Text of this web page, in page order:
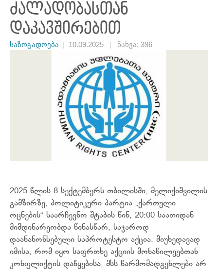
ძალადობასთან
დაკავშირებით
საზოგადოება 10.09.2025 ნახვა: 396
2025 წლის 8 სექტემბერს თბილისში, მელიქიშვილის
გამზირზე, პოლიტიკური პარტია „ქართული
ოცნების“ საარჩევნო შტაბის წინ, 20:00 საათიდან
მიმდინარეობდა წინასწარ, საჯაროდ
დაანანონსებული საპროტესტო აქცია. მიუხედავად
იმისა, რომ იყო საფრთხე აქციის მონაწილეებთან
კონფლიქტის დაწყებისა, შსს წარმომადგენლები არ